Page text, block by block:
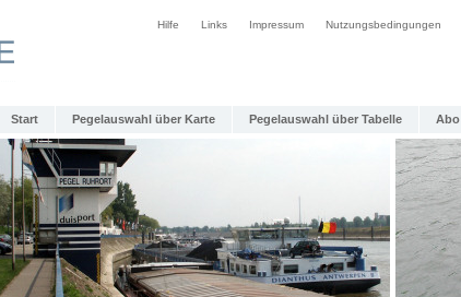
Hilfe Links Impressum Nutzungsbedingungen
Start Pegelauswahl über Karte Pegelauswahl über Tabelle Abo